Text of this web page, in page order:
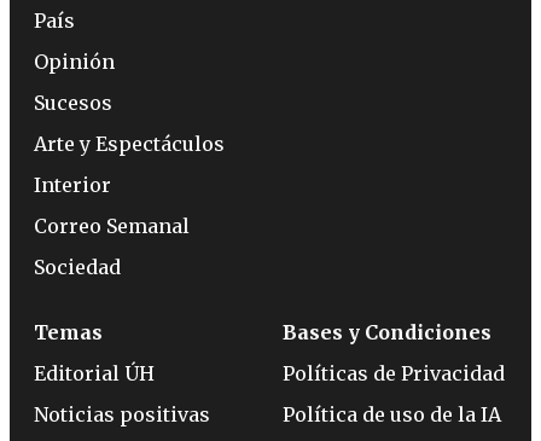
País
Opinión
Sucesos
Arte y Espectáculos
Interior
Correo Semanal
Sociedad
Temas
Editorial ÚH
Noticias positivas
Bases y Condiciones
Políticas de Privacidad
Política de uso de la IA